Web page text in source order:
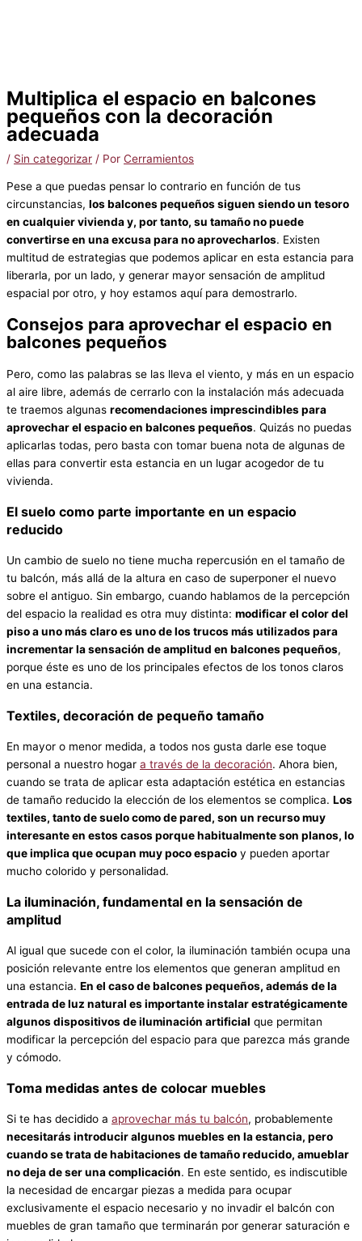
Multiplica el espacio en balcones
pequeños con la decoración
adecuada
/ Sin categorizar / Por Cerramientos
Pese a que puedas pensar lo contrario en función de tus
circunstancias, los balcones pequeños siguen siendo un tesoro
en cualquier vivienda y, por tanto, su tamaño no puede
convertirse en una excusa para no aprovecharlos. Existen
multitud de estrategias que podemos aplicar en esta estancia para
liberarla, por un lado, y generar mayor sensación de amplitud
espacial por otro, y hoy estamos aquí para demostrarlo.
Consejos para aprovechar el espacio en
balcones pequeños
Pero, como las palabras se las lleva el viento, y más en un espacio
al aire libre, además de cerrarlo con la instalación más adecuada
te traemos algunas recomendaciones imprescindibles para
aprovechar el espacio en balcones pequeños. Quizás no puedas
aplicarlas todas, pero basta con tomar buena nota de algunas de
ellas para convertir esta estancia en un lugar acogedor de tu
vivienda.
El suelo como parte importante en un espacio
reducido
Un cambio de suelo no tiene mucha repercusión en el tamaño de
tu balcón, más allá de la altura en caso de superponer el nuevo
sobre el antiguo. Sin embargo, cuando hablamos de la percepción
del espacio la realidad es otra muy distinta: modificar el color del
piso a uno más claro es uno de los trucos más utilizados para
incrementar la sensación de amplitud en balcones pequeños,
porque éste es uno de los principales efectos de los tonos claros
en una estancia.
Textiles, decoración de pequeño tamaño
En mayor o menor medida, a todos nos gusta darle ese toque
personal a nuestro hogar a través de la decoración. Ahora bien,
cuando se trata de aplicar esta adaptación estética en estancias
de tamaño reducido la elección de los elementos se complica. Los
textiles, tanto de suelo como de pared, son un recurso muy
interesante en estos casos porque habitualmente son planos, lo
que implica que ocupan muy poco espacio y pueden aportar
mucho colorido y personalidad.
La iluminación, fundamental en la sensación de
amplitud
Al igual que sucede con el color, la iluminación también ocupa una
posición relevante entre los elementos que generan amplitud en
una estancia. En el caso de balcones pequeños, además de la
entrada de luz natural es importante instalar estratégicamente
algunos dispositivos de iluminación artificial que permitan
modificar la percepción del espacio para que parezca más grande
y cómodo.
Toma medidas antes de colocar muebles
Si te has decidido a aprovechar más tu balcón, probablemente
necesitarás introducir algunos muebles en la estancia, pero
cuando se trata de habitaciones de tamaño reducido, amueblar
no deja de ser una complicación. En este sentido, es indiscutible
la necesidad de encargar piezas a medida para ocupar
exclusivamente el espacio necesario y no invadir el balcón con
muebles de gran tamaño que terminarán por generar saturación e